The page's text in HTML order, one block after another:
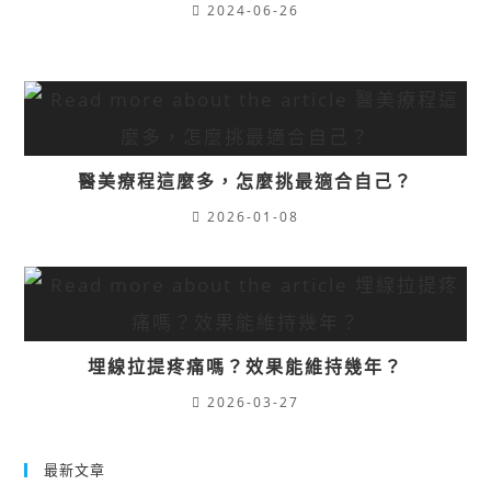
2024-06-26
醫美療程這麼多，怎麼挑最適合自己？
2026-01-08
埋線拉提疼痛嗎？效果能維持幾年？
2026-03-27
最新文章